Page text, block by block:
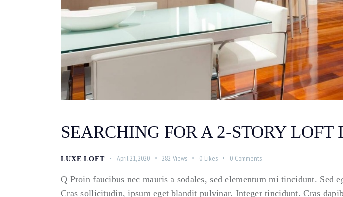
SEARCHING FOR A 2-STORY LOFT
LUXE LOFT April 21, 2020 282 Views 0 Likes 0 Comments
Q Proin faucibus nec mauris a sodales, sed elementum mi tincidunt. Sed
Cras sollicitudin, ipsum eget blandit pulvinar. Integer tincidunt. Cras